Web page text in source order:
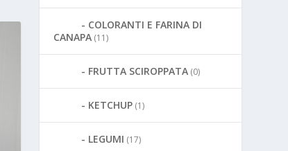
COLORANTI E FARINA DI
CANAPA (11)
FRUTTA SCIROPPATA (0)
KETCHUP (1)
LEGUMI (17)